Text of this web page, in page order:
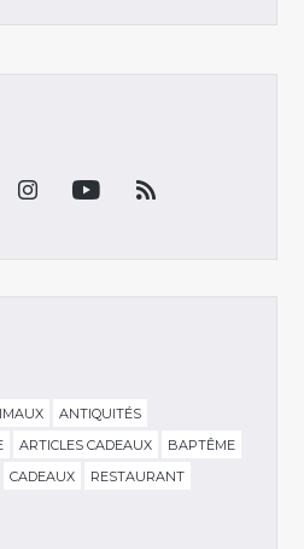
ANTIQUITÉS
ARTICLES CADEAUX
BAPTÊME
CADEAUX
RESTAURANT